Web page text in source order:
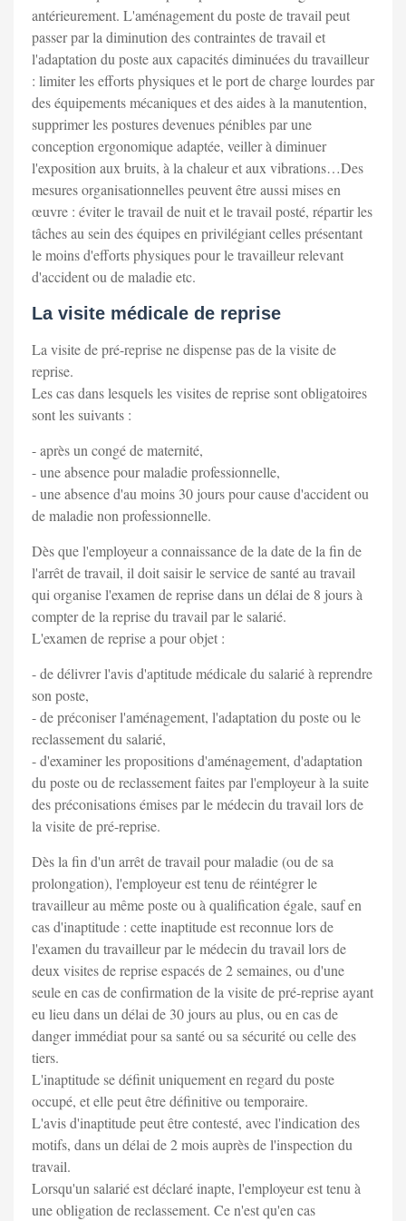
antérieurement. L'aménagement du poste de travail peut
passer par la diminution des contraintes de travail et
l'adaptation du poste aux capacités diminuées du travailleur
: limiter les efforts physiques et le port de charge lourdes par
des équipements mécaniques et des aides à la manutention,
supprimer les postures devenues pénibles par une
conception ergonomique adaptée, veiller à diminuer
l'exposition aux bruits, à la chaleur et aux vibrations…Des
mesures organisationnelles peuvent être aussi mises en
œuvre : éviter le travail de nuit et le travail posté, répartir les
tâches au sein des équipes en privilégiant celles présentant
le moins d'efforts physiques pour le travailleur relevant
d'accident ou de maladie etc.
La visite médicale de reprise
La visite de pré-reprise ne dispense pas de la visite de
reprise.
Les cas dans lesquels les visites de reprise sont obligatoires
sont les suivants :
- après un congé de maternité,
- une absence pour maladie professionnelle,
- une absence d'au moins 30 jours pour cause d'accident ou
de maladie non professionnelle.
Dès que l'employeur a connaissance de la date de la fin de
l'arrêt de travail, il doit saisir le service de santé au travail
qui organise l'examen de reprise dans un délai de 8 jours à
compter de la reprise du travail par le salarié.
L'examen de reprise a pour objet :
- de délivrer l'avis d'aptitude médicale du salarié à reprendre
son poste,
- de préconiser l'aménagement, l'adaptation du poste ou le
reclassement du salarié,
- d'examiner les propositions d'aménagement, d'adaptation
du poste ou de reclassement faites par l'employeur à la suite
des préconisations émises par le médecin du travail lors de
la visite de pré-reprise.
Dès la fin d'un arrêt de travail pour maladie (ou de sa
prolongation), l'employeur est tenu de réintégrer le
travailleur au même poste ou à qualification égale, sauf en
cas d'inaptitude : cette inaptitude est reconnue lors de
l'examen du travailleur par le médecin du travail lors de
deux visites de reprise espacés de 2 semaines, ou d'une
seule en cas de confirmation de la visite de pré-reprise ayant
eu lieu dans un délai de 30 jours au plus, ou en cas de
danger immédiat pour sa santé ou sa sécurité ou celle des
tiers.
L'inaptitude se définit uniquement en regard du poste
occupé, et elle peut être définitive ou temporaire.
L'avis d'inaptitude peut être contesté, avec l'indication des
motifs, dans un délai de 2 mois auprès de l'inspection du
travail.
Lorsqu'un salarié est déclaré inapte, l'employeur est tenu à
une obligation de reclassement. Ce n'est qu'en cas